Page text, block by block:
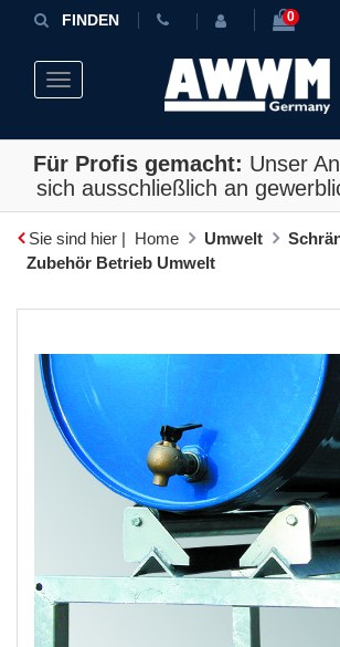
FINDEN 0
Toggle navigation
Für Profis gemacht: Unser
sich ausschließlich an
Sie sind hier | Home Umwelt
Zubehör Betrieb Umwelt